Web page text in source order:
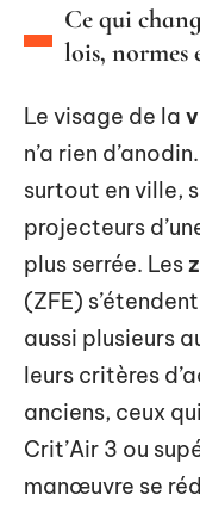
Ce qui
lois, normes
Le visage de la
n’a rien
surtout en ville,
projecteurs
plus serrée. Les
(ZFE)
aussi plusieurs
leurs critères
anciens, ceux
Crit’Air 3 ou
manœuvre se